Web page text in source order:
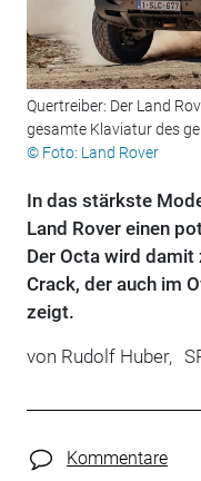
Quertreiber: Der Land
gesamte Klaviatur des
© Foto: Land Rover
In das stärkste
Land Rover einen
Der Octa wird damit
Crack, der auch im
zeigt.
von Rudolf Huber,
Kommentare